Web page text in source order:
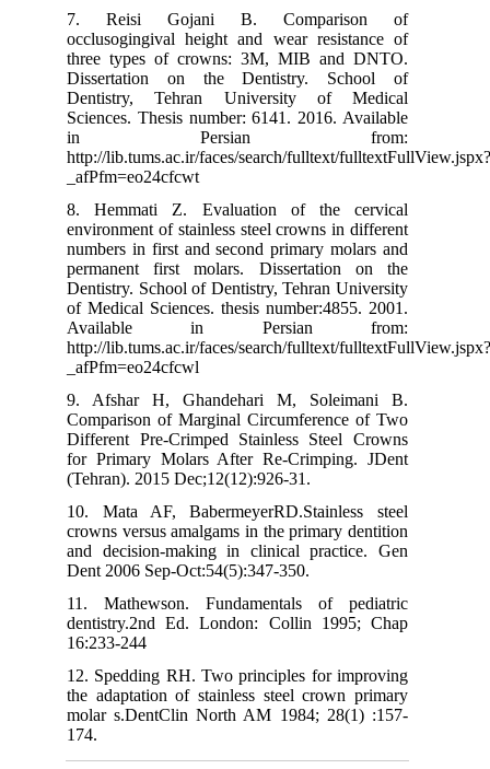
7. Reisi Gojani B. Comparison of
occlusogingival height and wear resistance of
three types of crowns: 3M, MIB and DNTO.
Dissertation on the Dentistry. School of
Dentistry, Tehran University of Medical
Sciences. Thesis number: 6141. 2016. Available
in Persian from:
http://lib.tums.ac.ir/faces/search/fulltext/
_afPfm=eo24cfcwt
8. Hemmati Z. Evaluation of the cervical
environment of stainless steel crowns in different
numbers in first and second primary molars and
permanent first molars. Dissertation on the
Dentistry. School of Dentistry, Tehran University
of Medical Sciences. thesis number:4855. 2001.
Available in Persian from:
http://lib.tums.ac.ir/faces/search/fulltext/
_afPfm=eo24cfcwl
9. Afshar H, Ghandehari M, Soleimani B.
Comparison of Marginal Circumference of Two
Different Pre-Crimped Stainless Steel Crowns
for Primary Molars After Re-Crimping. JDent
(Tehran). 2015 Dec;12(12):926-31.
10. Mata AF, BabermeyerRD.Stainless steel
crowns versus amalgams in the primary dentition
and decision-making in clinical practice. Gen
Dent 2006 Sep-Oct:54(5):347-350.
11. Mathewson. Fundamentals of pediatric
dentistry.2nd Ed. London: Collin 1995; Chap
16:233-244
12. Spedding RH. Two principles for improving
the adaptation of stainless steel crown primary
molar s.DentClin North AM 1984; 28(1) :157-
174.